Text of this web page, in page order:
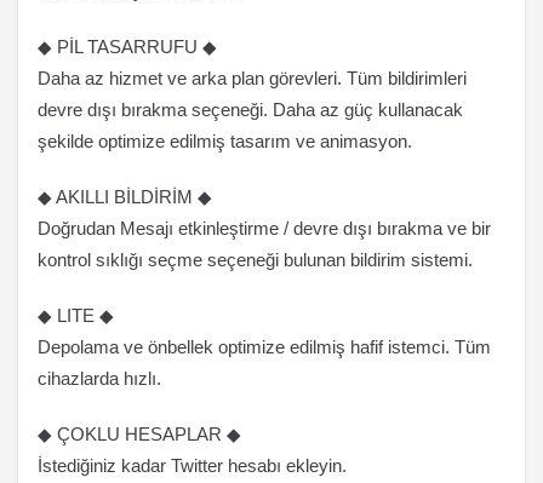
◆ PİL TASARRUFU ◆
Daha az hizmet ve arka plan görevleri. Tüm bildirimleri
devre dışı bırakma seçeneği. Daha az güç kullanacak
şekilde optimize edilmiş tasarım ve animasyon.
◆ AKILLI BİLDİRİM ◆
Doğrudan Mesajı etkinleştirme / devre dışı bırakma ve bir
kontrol sıklığı seçme seçeneği bulunan bildirim sistemi.
◆ LITE ◆
Depolama ve önbellek optimize edilmiş hafif istemci. Tüm
cihazlarda hızlı.
◆ ÇOKLU HESAPLAR ◆
İstediğiniz kadar Twitter hesabı ekleyin.